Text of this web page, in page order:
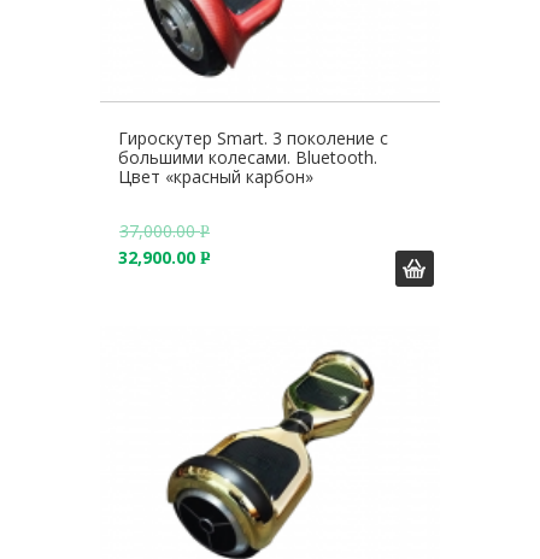
Гироскутер Smart. 3 поколение с
большими колесами. Bluetooth.
Цвет «красный карбон»
37,000.00Р
У
32,900.00 Р